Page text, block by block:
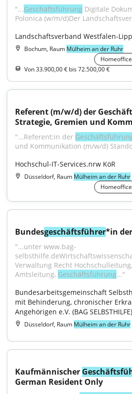
"...Geschäftsführung Digitale
Polonica (w/m/d)Der
Landschaftsverband Westfalen-
Bochum, Raum Mülheim an der Ruhr
Homeoffice
Von 33.900,00 € bis 72.500,00 €
Referent (m/w/d) der
Strategie, Gremien und
"...Referent:in der
und Kommunikation (m/w/d)
Hochschul-IT-Services.nrw KöR
Düsseldorf, Raum Mülheim an der Ruhr
Homeoffice
Bundesgeschäftsführer*in der
"...unter www.bag-
Verwaltung Recht
Amtsleitung, Geschäftsführung..."
Bundesarbeitsgemeinschaft
mit Behinderung, chronischer
Angehörigen e.V. (BAG SELBSTHILFE)
Düsseldorf, Raum Mülheim an der Ruhr
Kaufmännischer
German Resident Only